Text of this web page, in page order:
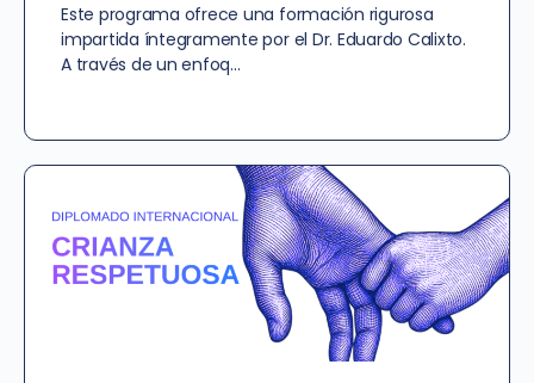
Este programa ofrece una formación rigurosa
impartida íntegramente por el Dr. Eduardo Calixto.
A través de un enfoq…